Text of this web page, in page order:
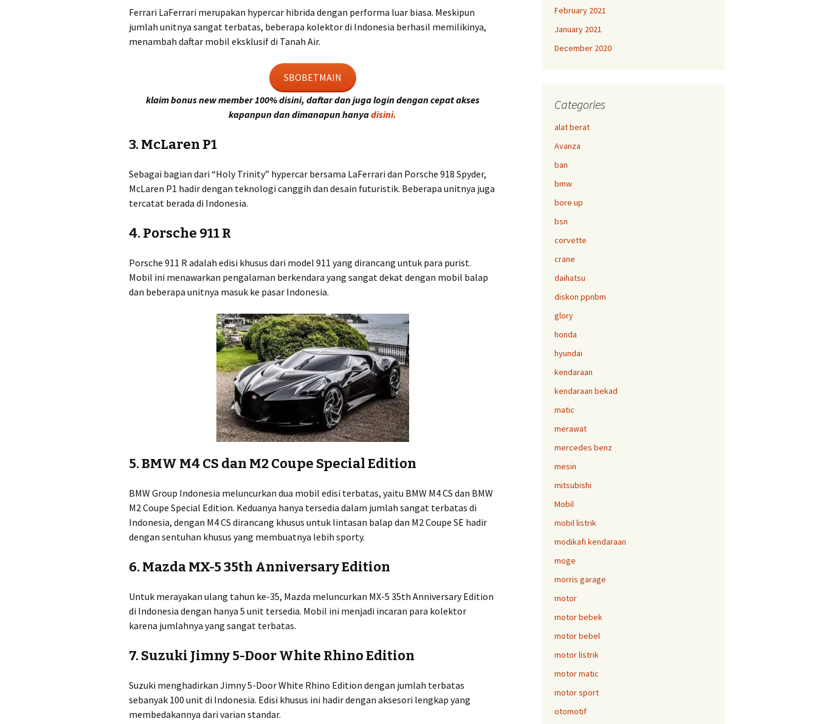
Ferrari LaFerrari merupakan hypercar hibrida dengan performa luar biasa. Meskipun
jumlah unitnya sangat terbatas, beberapa kolektor di Indonesia berhasil memilikinya,
menambah daftar mobil eksklusif di Tanah Air.
SBOBETMAIN
klaim bonus new member 100% disini, daftar dan juga login dengan cepat akses
kapanpun dan dimanapun hanyadisini.
3.McLaren P1
Sebagai bagian dari “Holy Trinity” hypercar bersama LaFerrari dan Porsche 918 Spyder,
McLaren P1 hadir dengan teknologi canggih dan desain futuristik. Beberapa unitnya juga
tercatat berada di Indonesia.
4.Porsche 911 R
Porsche 911 R adalah edisi khusus dari model 911 yang dirancang untuk para purist.
Mobil ini menawarkan pengalaman berkendara yang sangat dekat dengan mobil balap
dan beberapa unitnya masuk ke pasar Indonesia.
5.BMW M4 CS dan M2 Coupe Special Edition
BMW Group Indonesia meluncurkan dua mobil edisi terbatas, yaitu BMW M4 CS dan BMW
M2 Coupe Special Edition. Keduanya hanya tersedia dalam jumlah sangat terbatas di
Indonesia, dengan M4 CS dirancang khusus untuk lintasan balap dan M2 Coupe SE hadir
dengan sentuhan khusus yang membuatnya lebih sporty.
6.Mazda MX-5 35th Anniversary Edition
Untuk merayakan ulang tahun ke-35, Mazda meluncurkan MX-5 35th Anniversary Edition
di Indonesia dengan hanya 5 unit tersedia. Mobil ini menjadi incaran para kolektor
karena jumlahnya yang sangat terbatas.
7.Suzuki Jimny 5-Door White Rhino Edition
Suzuki menghadirkan Jimny 5-Door White Rhino Edition dengan jumlah terbatas
sebanyak 100 unit di Indonesia. Edisi khusus ini hadir dengan aksesori lengkap yang
membedakannya dari varian standar.
February 2021
January 2021
December 2020
Categories
alat berat
Avanza
ban
bmw
bore up
bsn
corvette
crane
daihatsu
diskon ppnbm
glory
honda
hyundai
kendaraan
kendaraan bekad
matic
merawat
mercedes benz
mesin
mitsubishi
Mobil
mobil listrik
modikafi kendaraan
moge
morris garage
motor
motor bebek
motor bebel
motor listrik
motor matic
motor sport
otomotif